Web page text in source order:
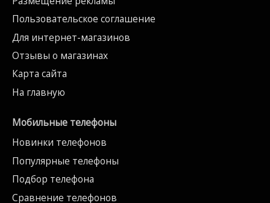
Пользовательское соглашение
Для интернет-магазинов
Отзывы о магазинах
Карта сайта
На главную
Мобильные телефоны
Новинки телефонов
Популярные телефоны
Подбор телефона
Сравнение телефонов